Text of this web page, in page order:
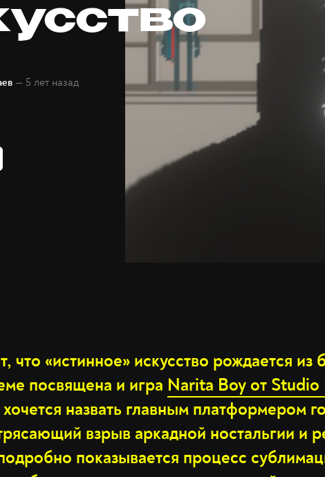
— 5 лет назад
что «истинное» искусство рождается из
посвящена и игра Narita Boy от Studio
хочется назвать главным платформером
взрыв аркадной ностальгии и
показывается процесс